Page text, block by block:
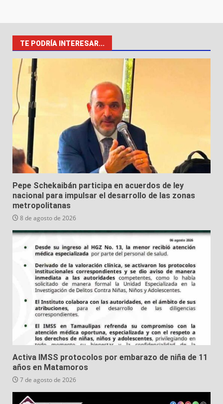
TE PODRÍA INTERESAR...
Pepe Schekaibán participa en acuerdos de ley
nacional para impulsar el desarrollo de las zonas
metropolitanas
8 de agosto de 2026
Activa IMSS protocolos por embarazo de niña de 11
años en Matamoros
7 de agosto de 2026